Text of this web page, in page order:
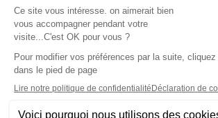
L'application Iphone / Android
Téléchargez l'application
Les cookies
Gestion des cookies